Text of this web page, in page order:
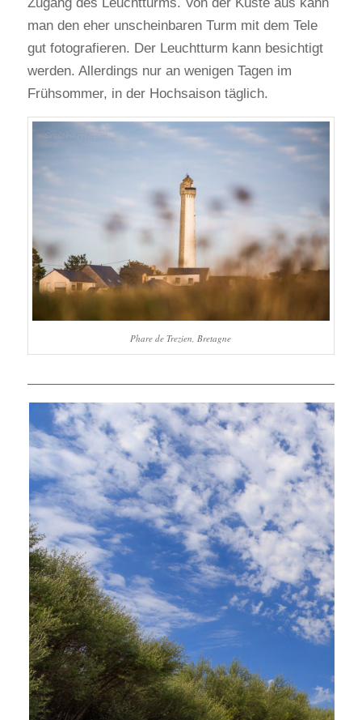
man den eher unscheinbaren Turm mit dem Tele
gut fotografieren. Der Leuchtturm kann besichtigt
werden. Allerdings nur an wenigen Tagen im
Frühsommer, in der Hochsaison täglich.
Phare de Trezien, Bretagne